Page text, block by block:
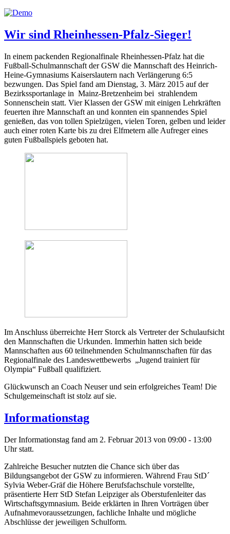
Wir sind Rheinhessen-Pfalz-Sieger!
In einem packenden Regionalfinale Rheinhessen-Pfalz hat die
Fußball-Schulmannschaft der GSW die Mannschaft des Heinrich-
Heine-Gymnasiums Kaiserslautern nach Verlängerung 6:5
bezwungen. Das Spiel fand am Dienstag, 3. März 2015 auf der
Bezirkssportanlage in Mainz-Bretzenheim bei strahlendem
Sonnenschein statt. Vier Klassen der GSW mit einigen Lehrkräften
feuerten ihre Mannschaft an und konnten ein spannendes Spiel
genießen, das von tollen Spielzügen, vielen Toren, gelben und leider
auch einer roten Karte bis zu drei Elfmetern alle Aufreger eines
guten Fußballspiels geboten hat.
Im Anschluss überreichte Herr Storck als Vertreter der Schulaufsicht
den Mannschaften die Urkunden. Immerhin hatten sich beide
Mannschaften aus 60 teilnehmenden Schulmannschaften für das
Regionalfinale des Landeswettbewerbs „Jugend trainiert für
Olympia“ Fußball qualifiziert.
Glückwunsch an Coach Neuser und sein erfolgreiches Team! Die
Schulgemeinschaft ist stolz auf sie.
Informationstag
Der Informationstag fand am 2. Februar 2013 von 09:00 - 13:00
Uhr statt.
Zahlreiche Besucher nutzten die Chance sich über das
Bildungsangebot der GSW zu informieren. Während Frau StD´
Sylvia Weber-Gräf die Höhere Berufsfachschule vorstellte,
präsentierte Herr StD Stefan Leipziger als Oberstufenleiter das
Wirtschaftsgymnasium. Beide erklärten in Ihren Vorträgen über
Aufnahmevoraussetzungen, fachliche Inhalte und mögliche
Abschlüsse der jeweiligen Schulform.